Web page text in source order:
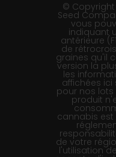
© Copyright
Seed
vous
indiquant
antérieure
de
graines qu'il
version la
les
affichées ici
pour nos lots
produit
cannabis
de votre
l'utilisation